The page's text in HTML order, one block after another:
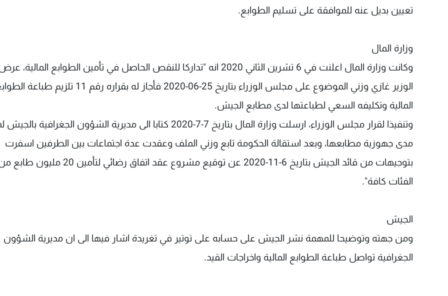
تعيين بديل عنه للموافقة على تسليم الطوابع.
وزارة المال
وكانت وزارة المال اعلنت في 6 تشرين الثاني 2020 انه "تداركا للنقص الحاصل في تأمين الطوابع المالية،
الوزير غازي وزني الموضوع على مجلس الوزراء بتاريخ 25-06-2020 فأجاز له بقراره رقم 11 تلزيم طباعة
المالية وتكليفه السعي لطباعتها لدى مطابع الجيش.
وتنفيذا لقرار مجلس الوزراء، ارسلت وزارة المال بتاريخ 7-7-2020 كتابا الى مديرية الشؤون
مدى جهوزية مطابعها، وبعد استقالة الحكومة تابع وزني الملف وعقدت عدة اجتماعات بين الطرفين اسفرت
بتوجيهات من قائد الجيش بتاريخ 6-11-2020 عن توقيع مشروع عقد اتفاق رضائي لتأمين 20 مليون
الفئات كافة".
الجيش
ومن جهته وتوضيحا للمهمة نشر الجيش على حسابه على توتير في تغريدة اشار فيها الى ان مديرية الشؤون
الجغرافية تواصل طباعة الطوابع المالية واخراجات القيد.